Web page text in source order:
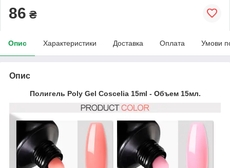
86 ₴
Опис Характеристики Доставка Оплата Умови
Опис
Полигель Poly Gel Coscelia 15ml - Объем 15мл.